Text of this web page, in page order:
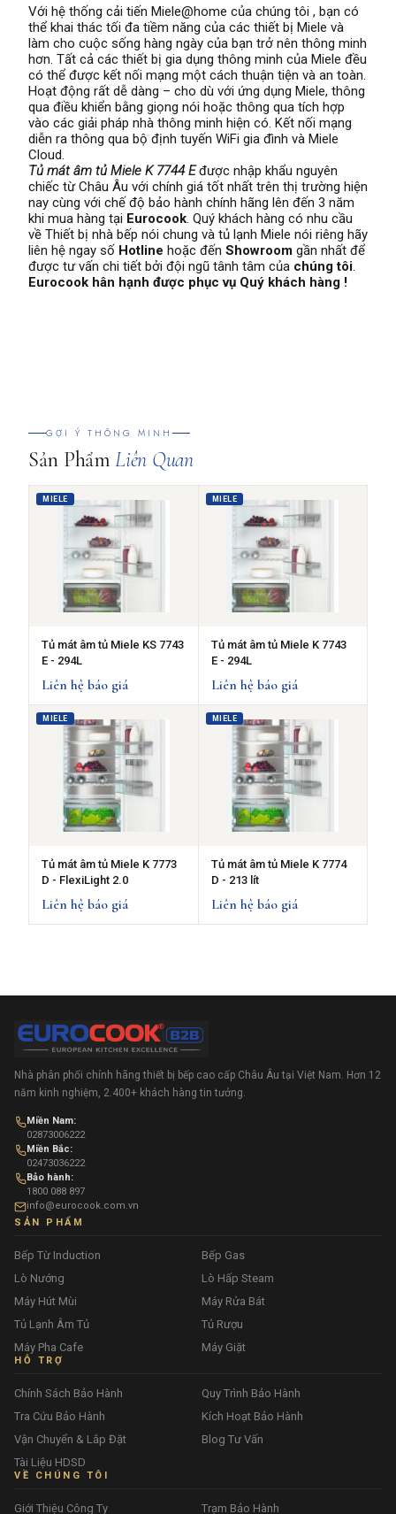
Với hệ thống cải tiến Miele@home của chúng tôi , bạn có
thể khai thác tối đa tiềm năng của các thiết bị Miele và
làm cho cuộc sống hàng ngày của bạn trở nên thông minh
hơn. Tất cả các thiết bị gia dụng thông minh của Miele đều
có thể được kết nối mạng một cách thuận tiện và an toàn.
Hoạt động rất dễ dàng – cho dù với ứng dụng Miele, thông
qua điều khiển bằng giọng nói hoặc thông qua tích hợp
vào các giải pháp nhà thông minh hiện có. Kết nối mạng
diễn ra thông qua bộ định tuyến WiFi gia đình và Miele
Cloud.
Tủ mát âm tủ Miele K 7744 Eđược nhập khẩu nguyên
chiếc từ Châu Âu với chính giá tốt nhất trên thị trường hiện
nay cùng với chế độ bảo hành chính hãng lên đến 3 năm
khi mua hàng tại Eurocook. Quý khách hàng có nhu cầu
về Thiết bị nhà bếp nói chung và tủ lạnh Miele nói riêng hãy
liên hệ ngay số Hotline hoặc đến Showroom gần nhất để
được tư vấn chi tiết bởi đội ngũ tânh tâm của chúng tôi.
Eurocook hân hạnh được phục vụ Quý khách hàng !
GỢI Ý THÔNG MINH
Sản PhẩmLiên Quan
MIELE
Tủ mát âm tủ Miele KS 7743
E - 294L
Liên hệ báo giá
MIELE
Tủ mát âm tủ Miele K 7743
E - 294L
Liên hệ báo giá
MIELE
Tủ mát âm tủ Miele K 7773
D - FlexiLight 2.0
Liên hệ báo giá
MIELE
Tủ mát âm tủ Miele K 7774
D - 213 lít
Liên hệ báo giá
Nhà phân phối chính hãng thiết bị bếp cao cấp Châu Âu tại Việt Nam. Hơn 12
năm kinh nghiệm, 2.400+ khách hàng tin tưởng.
Miền Nam:
02873006222
Miền Bắc:
02473036222
Bảo hành:
1800 088 897
info@eurocook.com.vn
SẢN PHẨM
Bếp Từ Induction
Bếp Gas
Lò Nướng
Lò Hấp Steam
Máy Hút Mùi
Máy Rửa Bát
Tủ Lạnh Âm Tủ
Tủ Rượu
Máy Pha Cafe
Máy Giặt
HỖ TRỢ
Chính Sách Bảo Hành
Quy Trình Bảo Hành
Tra Cứu Bảo Hành
Kích Hoạt Bảo Hành
Vận Chuyển & Lắp Đặt
Blog Tư Vấn
Tài Liệu HDSD
VỀ CHÚNG TÔI
Giới Thiệu Công Ty Trạm Bảo Hành